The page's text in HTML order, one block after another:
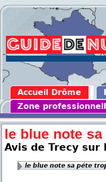
Accueil Drôme
Zone
le blue note
Avis de Trecy sur
le blue note sa péte